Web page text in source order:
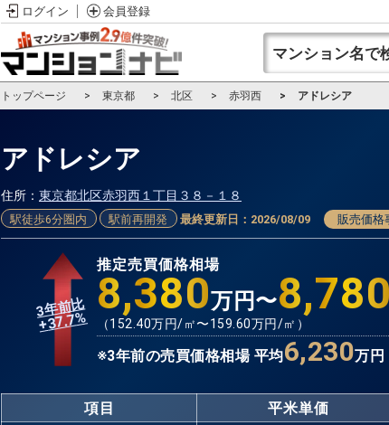
ログイン 会員登録
トップページ 東京都 北区 赤羽西 アドレシア
アドレシア
住所： 東京都北区赤羽西１丁目３８－１８
駅徒歩6分圏内 駅前再開発 最終更新日： 2026/08/09 販売価格
3年前比
+37.7%
推定売買価格相場
8,380万円〜
（152.40万円/㎡〜159.60万円/㎡）
※3年前の売買価格相場 平均6,230万円
項目 平米単価